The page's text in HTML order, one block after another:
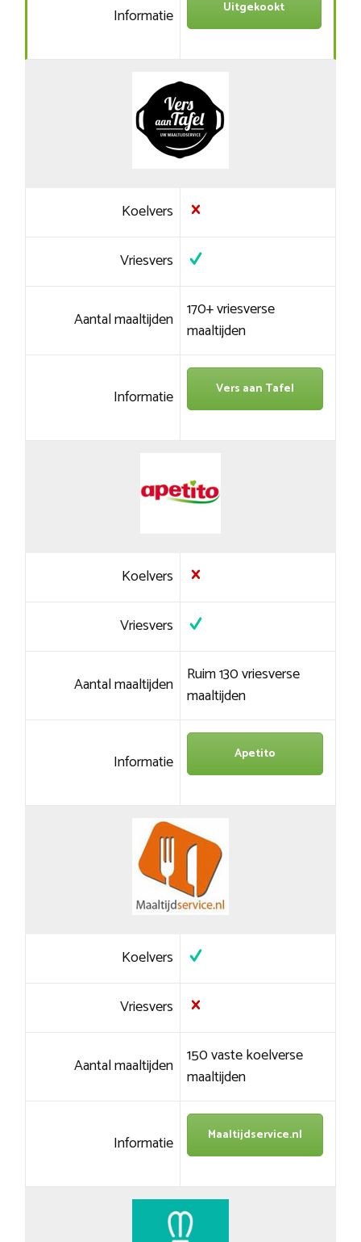
Informatie Uitgekookt
Koelvers
Vriesvers
Aantal maaltijden 170+ vriesverse
maaltijden
Informatie Vers aan Tafel
Koelvers
Vriesvers
Aantal maaltijden Ruim 130 vriesverse
maaltijden
Informatie Apetito
Koelvers
Vriesvers
Aantal maaltijden 150 vaste koelverse
maaltijden
Informatie Maaltijdservice.nl